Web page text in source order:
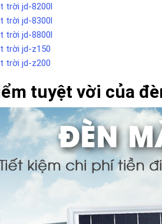
trời jd-8200l
trời jd-8300l
trời jd-8800l
trời jd-z150
trời jd-z200
tuyệt vời của